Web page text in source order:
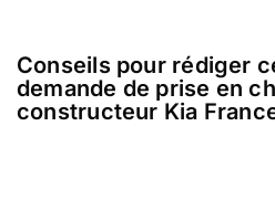
Conseils pour rédiger
demande de prise en
constructeur Kia